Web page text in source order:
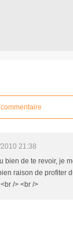
21:38
bien de te revoir, je
raison de profiter
/> <br />